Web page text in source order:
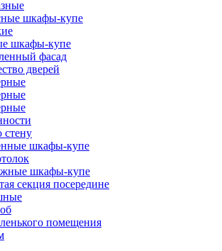
шкафы-купе
шкафы-купе
фасад
дверей
шкафы-купе
шкафы-купе
секция посередине
помещения